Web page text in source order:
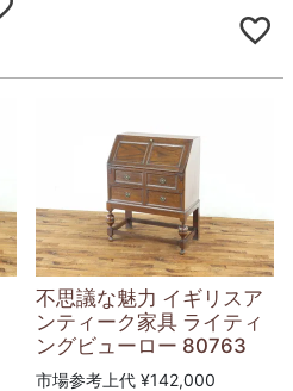
不思議な魅力 イギリスア
ンティーク家具 ライティ
ングビューロー 80763
市場参考上代 ¥142,000